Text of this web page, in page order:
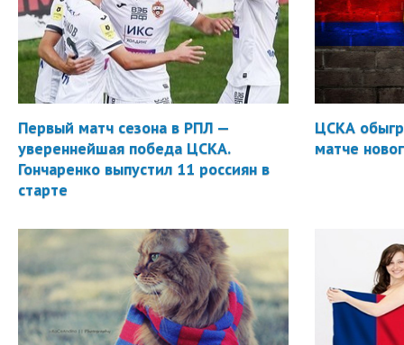
Первый матч сезона в РПЛ —
увереннейшая победа ЦСКА.
Гончаренко выпустил 11 россиян в
старте
ЦСКА
матче